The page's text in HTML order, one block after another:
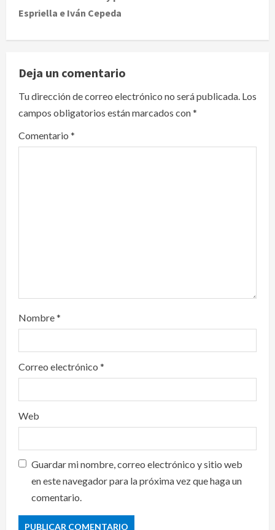
n
a
v
i
g
a
Espriella e Iván Cepeda
Deja un comentario
Tu dirección de correo electrónico no será publicada. Los
campos obligatorios están marcados con*
Comentario *
Nombre*
Correo electrónico *
Web
Guardar mi nombre, correo electrónico y sitio web
en este navegador para la próxima vez que haga un
comentario.